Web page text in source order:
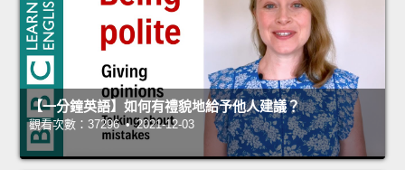
【一分鐘英語】如何有禮貌地給予他人建議？
觀看次數：37296 • 2021-12-03